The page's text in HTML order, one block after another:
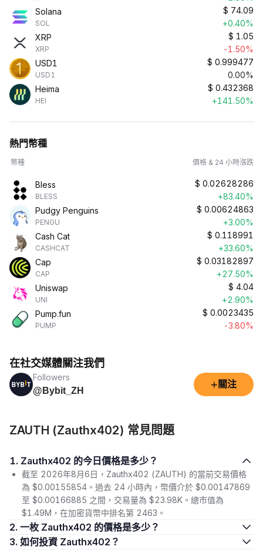
Solana
SOL
$ 74.09
+0.40%
XRP
XRP
$ 1.05
-1.50%
USD1
USD1
$ 0.999477
0.00%
Heima
HEI
$ 0.432368
+141.50%
熱門幣種
幣種 價格 & 24 小時漲跌
Bless
BLESS
$ 0.02628286
+83.40%
Pudgy Penguins
PENGU
$ 0.00624863
+3.00%
Cash Cat
CASHCAT
$ 0.118991
+33.60%
Cap
CAP
$ 0.03182897
+27.50%
Uniswap
UNI
$ 4.04
+2.90%
Pump.fun
PUMP
$ 0.0023435
-3.80%
在社交媒體關注我們
Followers
@Bybit_ZH
+ 關注
ZAUTH (Zauthx402) 常見問題
1. Zauthx402 的今日價格是多少？
截至 2026年8月6日，Zauthx402 (ZAUTH) 的當前交易價格
為 $0.00155854。過去 24 小時內，幣價介於 $0.00147869
至 $0.00166885 之間，交易量為 $23.98K。總市值為
$1.49M，在加密貨幣中排名第 2463。
2. 一枚 Zauthx402 的價格是多少？
3. 如何投資 Zauthx402？